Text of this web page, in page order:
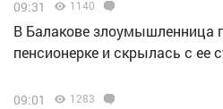
09:31 1140
В Балакове злоумышленница
пенсионерке и скрылась с ее
09:01 1283